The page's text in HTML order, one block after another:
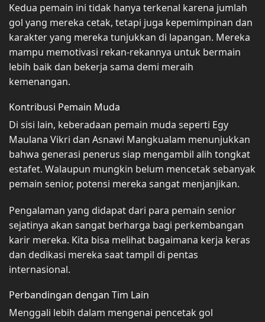
Kedua pemain ini tidak hanya terkenal karena jumlah
gol yang mereka cetak, tetapi juga kepemimpinan dan
karakter yang mereka tunjukkan di lapangan. Mereka
mampu memotivasi rekan-rekannya untuk bermain
lebih baik dan bekerja sama demi meraih
kemenangan.
Kontribusi Pemain Muda
Di sisi lain, keberadaan pemain muda seperti Egy
Maulana Vikri dan Asnawi Mangkualam menunjukkan
bahwa generasi penerus siap mengambil alih tongkat
estafet. Walaupun mungkin belum mencetak sebanyak
pemain senior, potensi mereka sangat menjanjikan.
Pengalaman yang didapat dari para pemain senior
sejatinya akan sangat berharga bagi perkembangan
karir mereka. Kita bisa melihat bagaimana kerja keras
dan dedikasi mereka saat tampil di pentas
internasional.
Perbandingan dengan Tim Lain
Menggali lebih dalam mengenai pencetak gol